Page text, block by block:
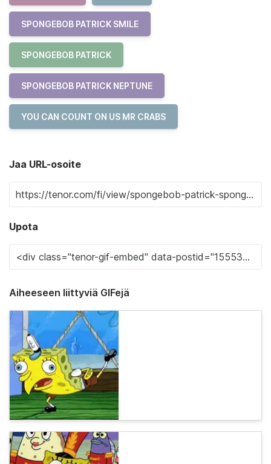
SPONGEBOB PATRICK SMILE
SPONGEBOB PATRICK
SPONGEBOB PATRICK NEPTUNE
YOU CAN COUNT ON US MR CRABS
Jaa URL-osoite
Upota
Aiheeseen liittyviä GIFejä